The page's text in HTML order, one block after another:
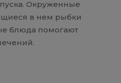
Окруженные
в нем рыбки
блюда помогают